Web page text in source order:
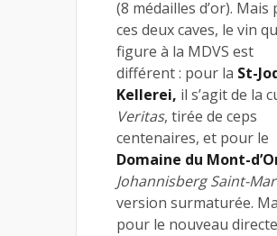
(8 médailles d’or). Mais
ces deux caves, le vin
figure à la MDVS est
différent : pour la St-
Kellerei, il s’agit de la
Veritas, tirée de ceps
centenaires, et pour le
Domaine du Mont-
Johannisberg Saint-
version surmaturée.
pour le nouveau